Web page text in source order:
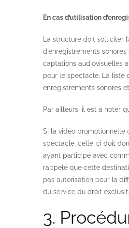
En cas d’utilisation
La structure doit solliciter
d’enregistrements
captations audiovisuelles
pour le spectacle. La liste
enregistrements sonores
Par ailleurs, il est à noter
Si la vidéo promotionnelle
spectacle, celle-ci doit
ayant participé avec
rappelé que cette
pas autorisation pour la
du service du droit exclusif.
3.